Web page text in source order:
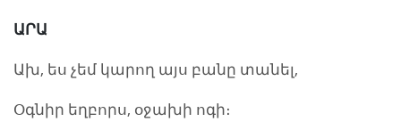
ԱՐԱ
Ախ, ես չեմ կարող այս բանը տանել,
Օգնիր եղբորս, օջախի ոգի։